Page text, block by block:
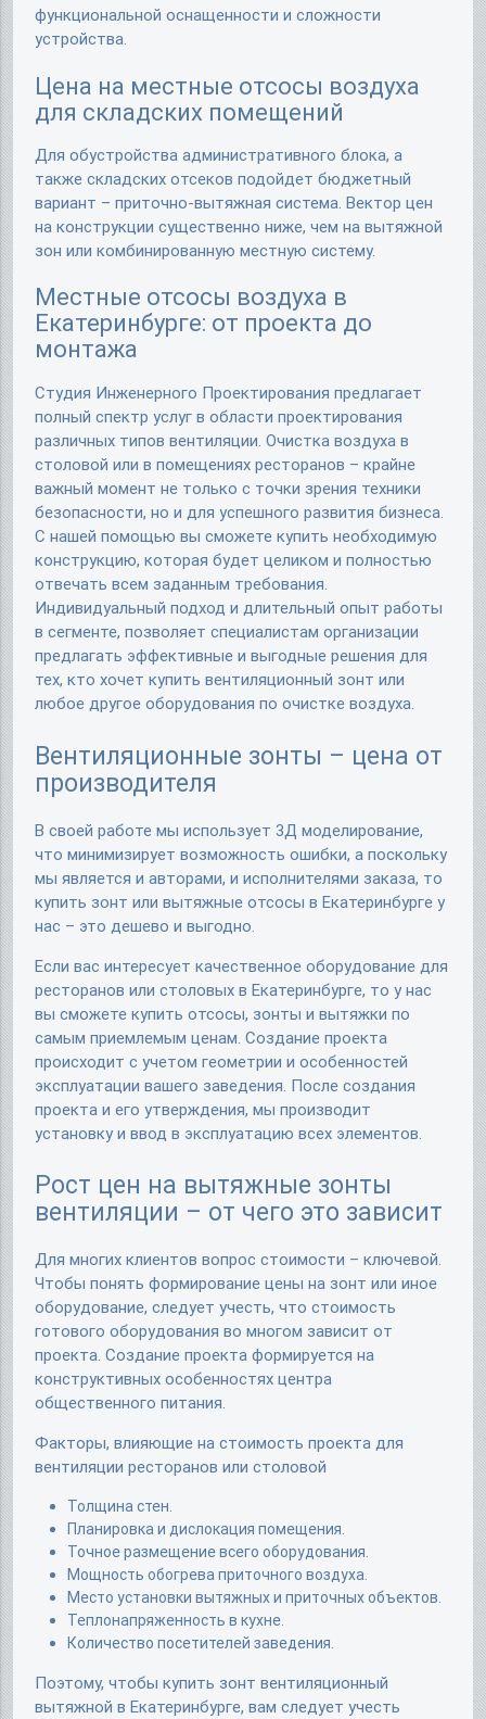
функциональной оснащенности и сложности
устройства.
Цена на местные отсосы воздуха
для складских помещений
Для обустройства административного блока, а
также складских отсеков подойдет бюджетный
вариант – приточно-вытяжная система. Вектор цен
на конструкции существенно ниже, чем на вытяжной
зон или комбинированную местную систему.
Местные отсосы воздуха в
Екатеринбурге: от проекта до
монтажа
Студия Инженерного Проектирования предлагает
полный спектр услуг в области проектирования
различных типов вентиляции. Очистка воздуха в
столовой или в помещениях ресторанов – крайне
важный момент не только с точки зрения техники
безопасности, но и для успешного развития бизнеса.
С нашей помощью вы сможете купить необходимую
конструкцию, которая будет целиком и полностью
отвечать всем заданным требования.
Индивидуальный подход и длительный опыт работы
в сегменте, позволяет специалистам организации
предлагать эффективные и выгодные решения для
тех, кто хочет купить вентиляционный зонт или
любое другое оборудования по очистке воздуха.
Вентиляционные зонты – цена от
производителя
В своей работе мы использует 3Д моделирование,
что минимизирует возможность ошибки, а поскольку
мы является и авторами, и исполнителями заказа, то
купить зонт или вытяжные отсосы в Екатеринбурге у
нас – это дешево и выгодно.
Если вас интересует качественное оборудование для
ресторанов или столовых в Екатеринбурге, то у нас
вы сможете купить отсосы, зонты и вытяжки по
самым приемлемым ценам. Создание проекта
происходит с учетом геометрии и особенностей
эксплуатации вашего заведения. После создания
проекта и его утверждения, мы производит
установку и ввод в эксплуатацию всех элементов.
Рост цен на вытяжные зонты
вентиляции – от чего это зависит
Для многих клиентов вопрос стоимости – ключевой.
Чтобы понять формирование цены на зонт или иное
оборудование, следует учесть, что стоимость
готового оборудования во многом зависит от
проекта. Создание проекта формируется на
конструктивных особенностях центра
общественного питания.
Факторы, влияющие на стоимость проекта для
вентиляции ресторанов или столовой
Толщина стен.
Планировка и дислокация помещения.
Точное размещение всего оборудования.
Мощность обогрева приточного воздуха.
Место установки вытяжных и приточных объектов.
Теплонапряженность в кухне.
Количество посетителей заведения.
Поэтому, чтобы купить зонт вентиляционный
вытяжной в Екатеринбурге, вам следует учесть